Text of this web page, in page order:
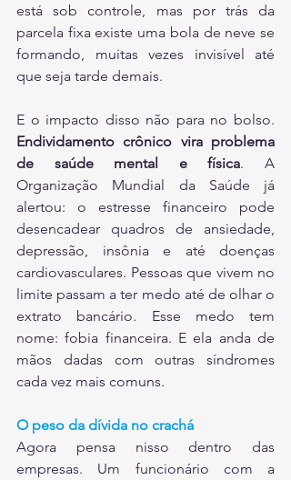
está sob controle, mas por trás da
parcela fixa existe uma bola de neve se
formando, muitas vezes invisível até
que seja tarde demais.
Endividamento crônico vira problema
de saúde mental e física. A
Organização Mundial da Saúde já
alertou: o estresse financeiro pode
desencadear quadros de ansiedade,
depressão, insônia e até doenças
cardiovasculares. Pessoas que vivem no
limite passam a ter medo até de olhar o
extrato bancário. Esse medo tem
nome: fobia financeira. E ela anda de
mãos dadas com outras síndromes
cada vez mais comuns.
O peso da dívida no crachá
Agora pensa nisso dentro das
empresas. Um funcionário com a